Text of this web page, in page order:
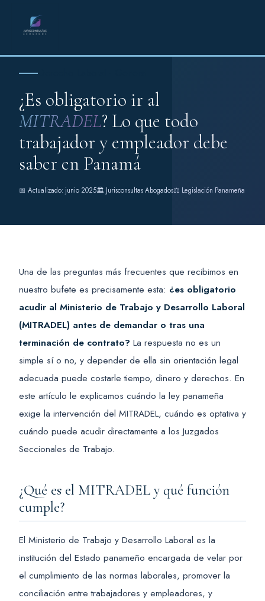
¿Es obligatorio ir al
MITRADEL? Lo que todo
trabajador y empleador debe
saber en Panamá
📅 Actualizado: junio 2025🏛️ Jurisconsultas Abogados⚖️ Legislación Panameña
Una de las preguntas más frecuentes que recibimos en
nuestro bufete es precisamente esta: ¿es obligatorio
acudir al Ministerio de Trabajo y Desarrollo Laboral
(MITRADEL) antes de demandar o tras una
terminación de contrato? La respuesta no es un
simple sí o no, y depender de ella sin orientación legal
adecuada puede costarle tiempo, dinero y derechos. En
este artículo le explicamos cuándo la ley panameña
exige la intervención del MITRADEL, cuándo es optativa y
cuándo puede acudir directamente a los Juzgados
Seccionales de Trabajo.
¿Qué es el MITRADEL y qué función
cumple?
El Ministerio de Trabajo y Desarrollo Laboral es la
institución del Estado panameño encargada de velar por
el cumplimiento de las normas laborales, promover la
conciliación entre trabajadores y empleadores, y